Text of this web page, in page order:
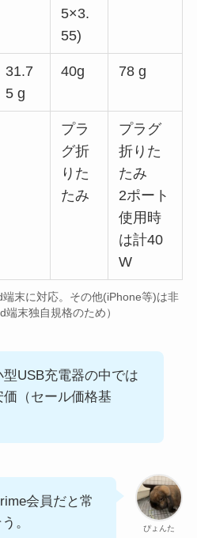
5×3.
55)
31.7
5 g
40g 78 g
プラ
グ折
りた
たみ
プラグ
折りた
たみ
2ポート
使用時
は計40
W
末に対応。その他(iPhone等)は非
末独自規格のため）
型USB充電器の中では
価（セール価格基
ぴょんた
会員だと常
。